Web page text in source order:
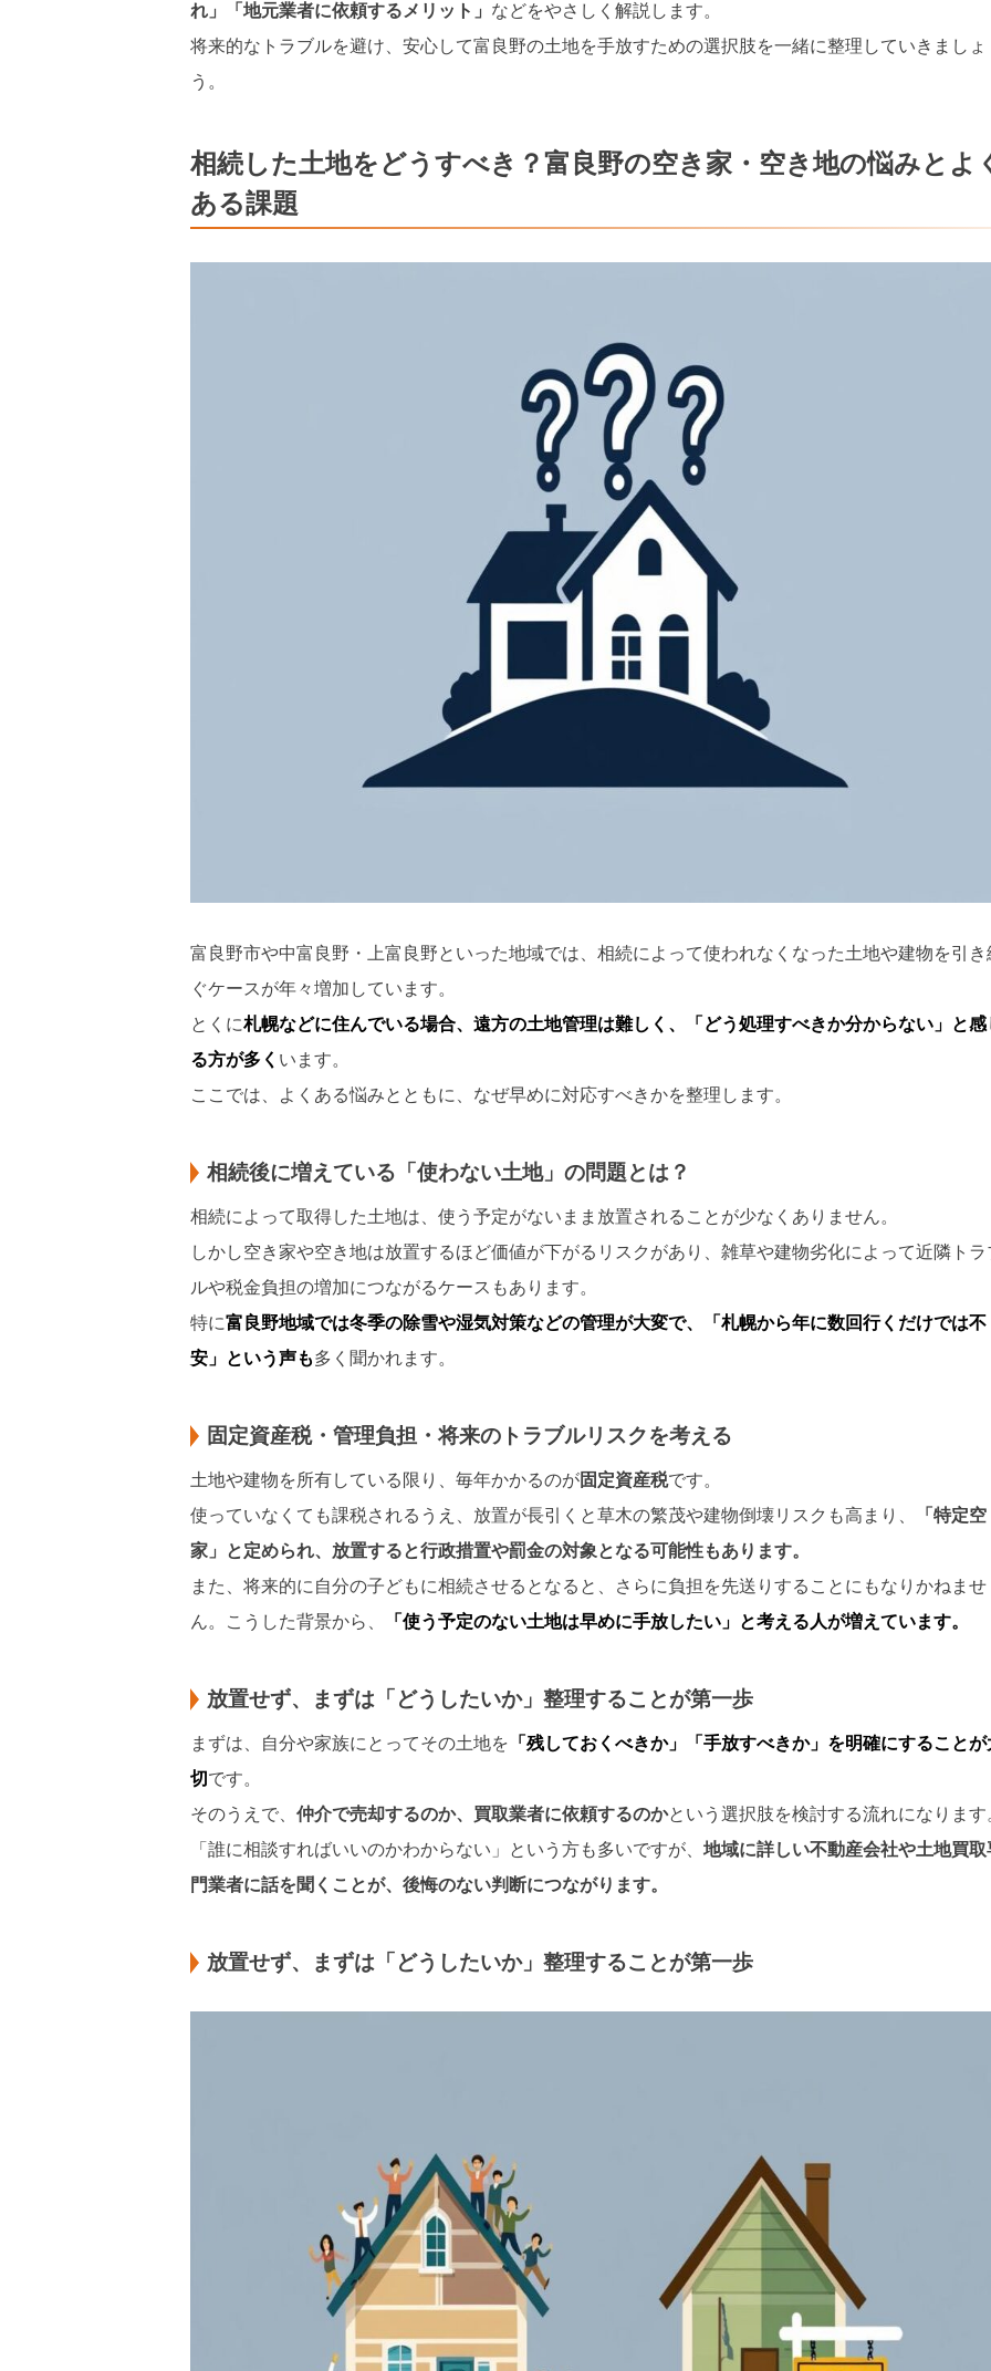
れ」「地元業者に依頼するメリット」 などをやさしく解説します。
将来的なトラブルを避け、安心して富良野の土地を手放すための選択肢を一緒に整理していきましょ
う。
相続した土地をどうすべき？富良野の空き家・空き地の悩みとよ
ある課題
富良野市や中富良野・上富良野といった地域では、相続によって使われなくなった土地や建物を引き
ぐケースが年々増加しています。
とくに札幌などに住んでいる場合、遠方の土地管理は難しく、「どう処理すべきか分からない」と感
る方が多く います。
ここでは、よくある悩みとともに、なぜ早めに対応すべきかを整理します。
相続後に増えている「使わない土地」の問題とは？
相続によって取得した土地は、使う予定がないまま放置されることが少なくありません。
しかし空き家や空き地は放置するほど価値が下がるリスクがあり、雑草や建物劣化によって近隣トラ
ルや税金負担の増加につながるケースもあります。
特に富良野地域では冬季の除雪や湿気対策などの管理が大変で、「札幌から年に数回行くだけでは不
安」という声も多く聞かれます。
固定資産税・管理負担・将来のトラブルリスクを考える
土地や建物を所有している限り、毎年かかるのが固定資産税です。
使っていなくても課税されるうえ、放置が長引くと草木の繁茂や建物倒壊リスクも高まり、
「特定空
家」と定められ、放置すると行政措置や罰金の対象となる可能性もあります。
また、将来的に自分の子どもに相続させるとなると、さらに負担を先送りすることにもなりかねませ
ん。こうした背景から、
「使う予定のない土地は早めに手放したい」と考える人が増えています。
放置せず、まずは「どうしたいか」整理することが第一歩
まずは、自分や家族にとってその土地を 「残しておくべきか」「手放すべきか」を明確にすることが
切です。
そのうえで、 仲介で売却するのか、買取業者に依頼するのかという選択肢を検討する流れになります
「誰に相談すればいいのかわからない」という方も多いですが、 地域に詳しい不動産会社や土地買取
門業者に話を聞くことが、後悔のない判断につながります。
放置せず、まずは「どうしたいか」整理することが第一歩